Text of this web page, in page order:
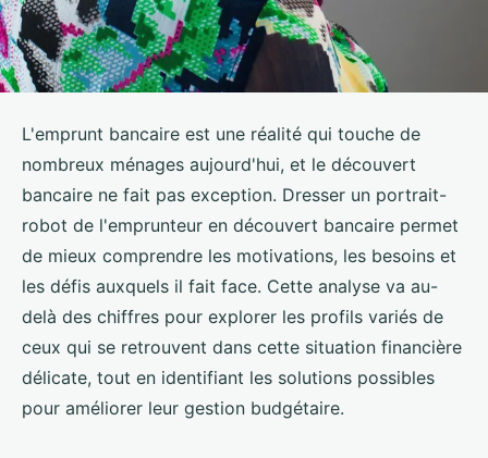
L'emprunt bancaire est une réalité qui touche de
nombreux ménages aujourd'hui, et le découvert
bancaire ne fait pas exception. Dresser un portrait-
robot de l'emprunteur en découvert bancaire permet
de mieux comprendre les motivations, les besoins et
les défis auxquels il fait face. Cette analyse va au-
delà des chiffres pour explorer les profils variés de
ceux qui se retrouvent dans cette situation financière
délicate, tout en identifiant les solutions possibles
pour améliorer leur gestion budgétaire.